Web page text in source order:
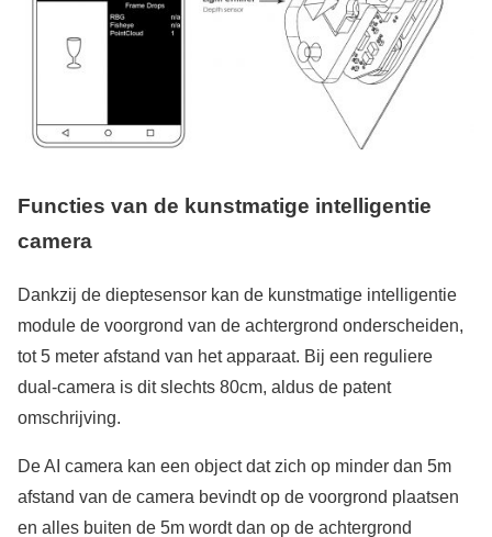
Functies van de kunstmatige intelligentie
camera
Dankzij de dieptesensor kan de kunstmatige intelligentie
module de voorgrond van de achtergrond onderscheiden,
tot 5 meter afstand van het apparaat. Bij een reguliere
dual-camera is dit slechts 80cm, aldus de patent
omschrijving.
De AI camera kan een object dat zich op minder dan 5m
afstand van de camera bevindt op de voorgrond plaatsen
en alles buiten de 5m wordt dan op de achtergrond